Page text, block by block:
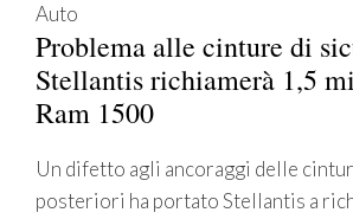
Auto
Problema alle cinture di
Stellantis richiamerà 1,5
Ram 1500
Un difetto agli ancoraggi delle
posteriori ha portato Stellantis a